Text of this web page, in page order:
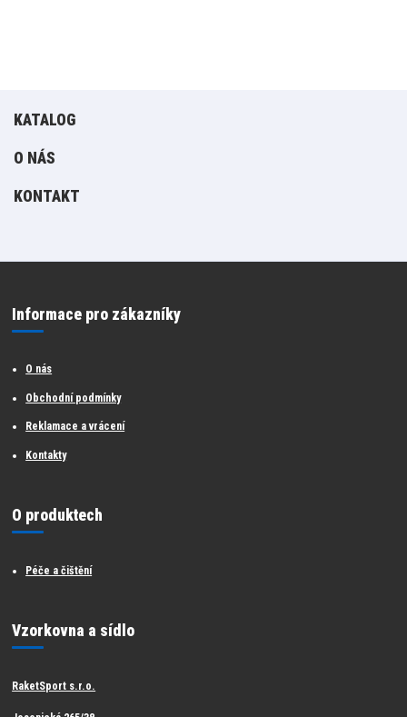
KATALOG
O NÁS
KONTAKT
Informace pro zákazníky
O nás
Obchodní podmínky
Reklamace a vrácení
Kontakty
O produktech
Péče a čištění
Vzorkovna a sídlo
RaketSport s.r.o.